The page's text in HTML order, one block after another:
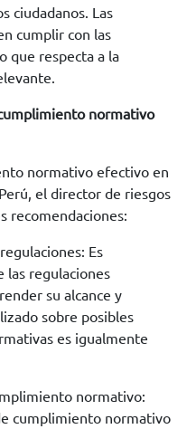
ciudadanos. Las
cumplir con las
que respecta a la
normativo
normativo efectivo en
el director de riesgos
recomendaciones:
Es
las regulaciones
su alcance y
sobre posibles
es igualmente
normativo:
cumplimiento normativo